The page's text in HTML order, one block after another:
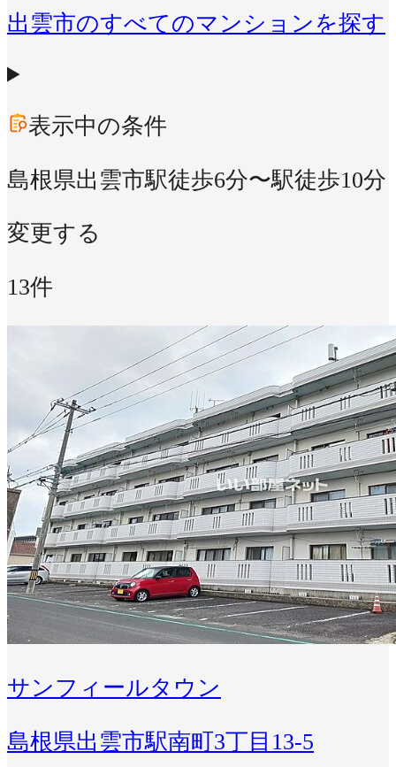
出雲市のすべてのマンションを探す
表示中の条件
島根県出雲市駅徒歩6分〜駅徒歩10分
変更する
13件
サンフィールタウン
島根県出雲市駅南町3丁目13-5